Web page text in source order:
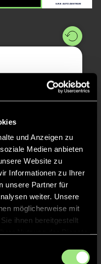
und Anzeigen zu
Medien anbieten
Website zu
Informationen zu Ihrer
unsere Partner für
weiter. Unsere
möglicherweise mit
ihnen bereitgestellt